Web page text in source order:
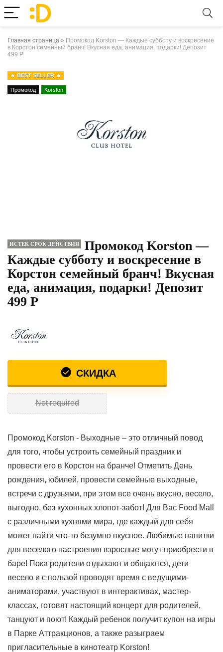
Главная страница » Промокод Korston — Каждые субботу и воскресение
в Корстон семейный бранч! Вкусная еда, анимация, подарки! Депозит
499 Р
BEST SELLER
Промокод Korston
ИСТЕК СРОК ДЕЙСТВИЯ
Промокод Korston —
Каждые субботу и воскресение в
Корстон семейный бранч! Вкусная
еда, анимация, подарки! Депозит
499 Р
СКИДКА
Not required
Промокод Korston - Выходные – это отличный повод
для того, чтобы устроить семейный праздник и
провести его в Корстон на бранче! Отметить День
рождения, юбилей, провести семейные выходные,
встречи с друзьями, при этом все очень вкусно, весело,
выгодно, без кухонных хлопот-забот! Для Вас Food Mall
с различными кухнями мира, где каждый для себя
может найти что-то безумно вкусное. Любимые напитки
для веселого настроения взрослые могут приобрести в
баре! Пока родители отдыхают и общаются, дети
весело и с пользой проводят время с ведущими-
аниматорами, участвуют в интерактивах, мастер-
классах, готовят настоящий концерт для родителей,
танцуют и поют! Каждый ребенок получит купон на игры
в Парке Аттракционов, а также разыграем
пригласительные в кинотеатр Korston!